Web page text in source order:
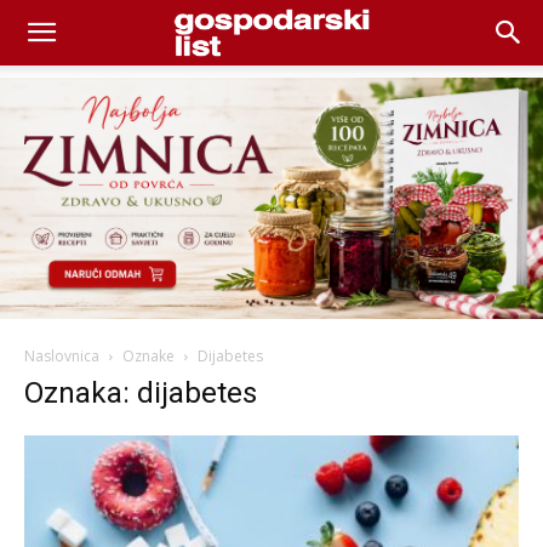
Naslovnica Oznake Dijabetes
Oznaka: dijabetes